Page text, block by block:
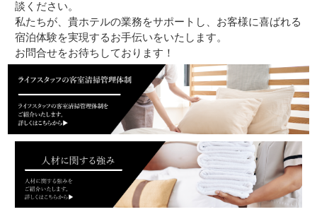
談ください。
私たちが、貴ホテルの業務をサポートし、お客様に喜ばれる
宿泊体験を実現するお手伝いをいたします。
お問合せをお待ちしております！